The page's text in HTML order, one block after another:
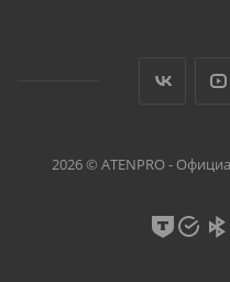
2026 © ATENPRO -